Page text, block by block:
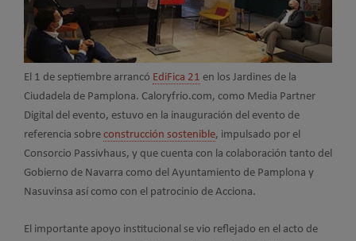
El 1 de septiembre arrancó EdiFica 21 en los Jardines de la
Ciudadela de Pamplona. Caloryfrio.com, como Media Partner
Digital del evento, estuvo en la inauguración del evento de
referencia sobre construcción sostenible, impulsado por el
Consorcio Passivhaus, y que cuenta con la colaboración tanto del
Gobierno de Navarra como del Ayuntamiento de Pamplona y
Nasuvinsa así como con el patrocinio de Acciona.
El importante apoyo institucional se vio reflejado en el acto de